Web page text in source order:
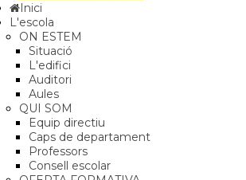
Inici
L'escola
ON ESTEM
Situació
L'edifici
Auditori
Aules
QUI SOM
Equip directiu
Caps de departament
Professors
Consell escolar